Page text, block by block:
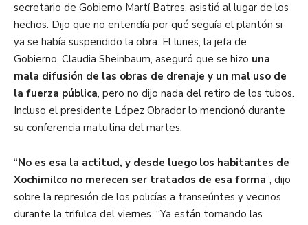
secretario de Gobierno Martí Batres, asistió al lugar de los
hechos. Dijo que no entendía por qué seguía el plantón si
ya se había suspendido la obra. El lunes, la jefa de
Gobierno, Claudia Sheinbaum, aseguró que se hizo una
mala difusión de las obras de drenaje y un mal uso de
la fuerza pública, pero no dijo nada del retiro de los tubos.
Incluso el presidente López Obrador lo mencionó durante
su conferencia matutina del martes.
“No es esa la actitud, y desde luego los habitantes de
Xochimilco no merecen ser tratados de esa forma”, dijo
sobre la represión de los policías a transeúntes y vecinos
durante la trifulca del viernes. “Ya están tomando las